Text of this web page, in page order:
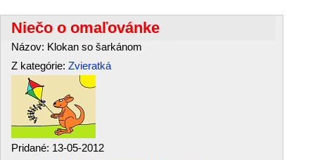
Niečo o omaľovánke
Názov: Klokan so šarkánom
Z kategórie: Zvieratká
Pridané: 13-05-2012